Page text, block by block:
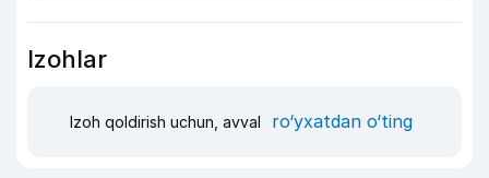
Izohlar
Izoh qoldirish uchun, avval ro‘yxatdan o‘ting